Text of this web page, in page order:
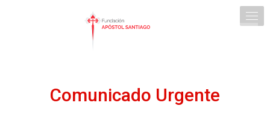
Comunicado Urgente